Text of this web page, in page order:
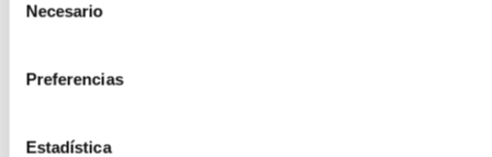
Necesario
Preferencias
Estadística